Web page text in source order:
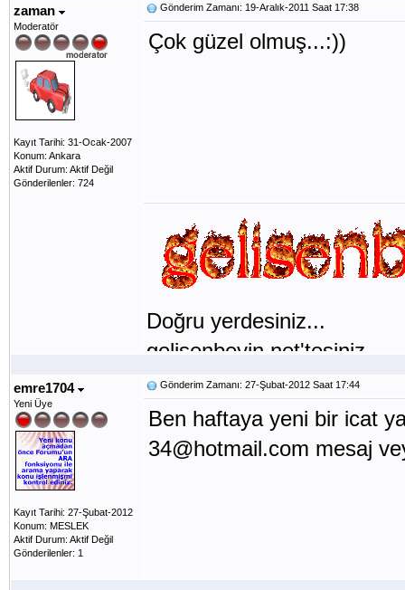
zaman
Moderatör
Kayıt Tarihi: 31-Ocak-2007
Konum: Ankara
Aktif Durum: Aktif Değil
Gönderilenler: 724
Gönderim Zamanı: 19-Aralık-2011 Saat 17:38
Çok güzel olmuş...:))
Doğru yerdesiniz...
gelisenbeyin.net'tesiniz...
emre1704
Yeni Üye
Kayıt Tarihi: 27-Şubat-2012
Konum: MESLEK
Aktif Durum: Aktif Değil
Gönderilenler: 1
Gönderim Zamanı: 27-Şubat-2012 Saat 17:44
Ben haftaya yeni bir icat
34@hotmail.com mesaj